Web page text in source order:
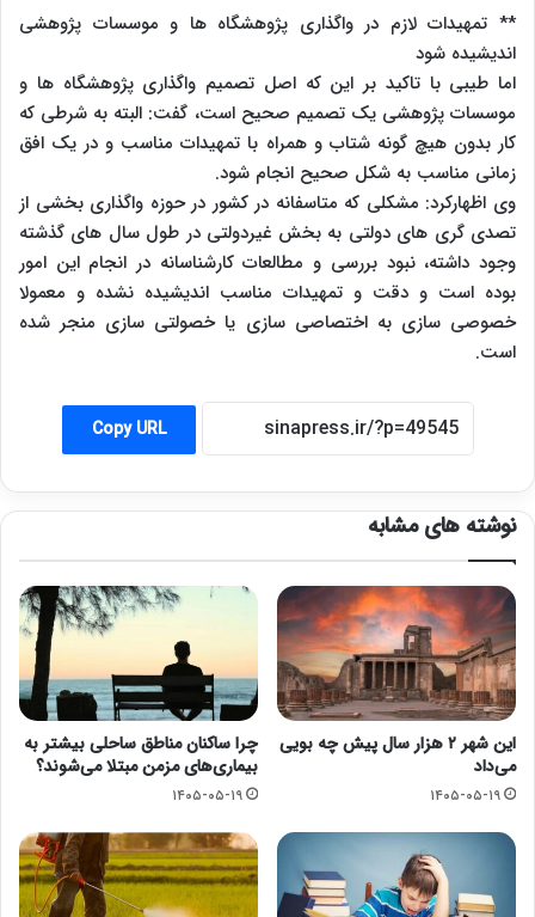
** تمهیدات لازم در واگذاری پژوهشگاه ها و موسسات پژوهشی
اندیشیده شود
اما طیبی با تاکید بر این که اصل تصمیم واگذاری پژوهشگاه ها و
موسسات پژوهشی یک تصمیم صحیح است، گفت: البته به شرطی که
کار بدون هیچ گونه شتاب و همراه با تمهیدات مناسب و در یک افق
زمانی مناسب به شکل صحیح انجام شود.
وی اظهارکرد: مشکلی که متاسفانه در کشور در حوزه واگذاری بخشی از
تصدی گری های دولتی به بخش غیردولتی در طول سال های گذشته
وجود داشته، نبود بررسی و مطالعات کارشناسانه در انجام این امور
بوده است و دقت و تمهیدات مناسب اندیشیده نشده و معمولا
خصوصی سازی به اختصاصی سازی یا خصولتی سازی منجر شده
است.
Copy URL
نوشته های مشابه
این شهر ۲ هزار سال پیش چه بویی
می‌داد
۱۴۰۵-۰۵-۱۹
چرا ساکنان مناطق ساحلی بیشتر به
بیماری‌های مزمن مبتلا می‌شوند؟
۱۴۰۵-۰۵-۱۹